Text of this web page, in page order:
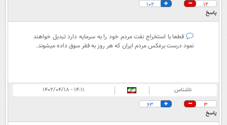
12
102
پاسخ
قطعا با استخراج نفت مردم خود را به سرمایه دارد تبدیل خواهند
نمود درست برعکس مردم ایران که هر روز به فقر سوق داده میشوند.
ناشناس
۱۴:۱۱ - ۱۴۰۲/۰۴/۱۸
3
63
پاسخ